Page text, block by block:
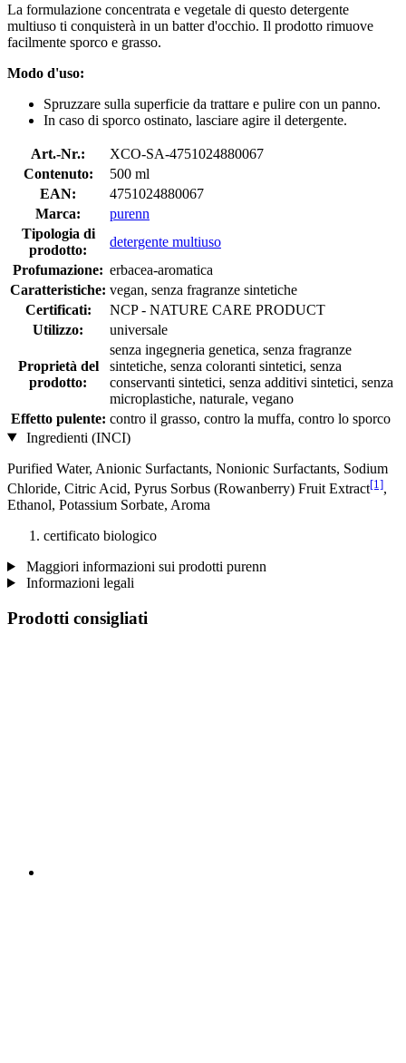
La formulazione concentrata e vegetale di questo detergente
multiuso ti conquisterà in un batter d'occhio. Il prodotto rimuove
facilmente sporco e grasso.
Modo d'uso:
Spruzzare sulla superficie da trattare e pulire con un panno.
In caso di sporco ostinato, lasciare agire il detergente.
Art.-Nr.:
XCO-SA-4751024880067
Contenuto:
500 ml
EAN:
4751024880067
Marca:
purenn
Tipologia di
prodotto:
detergente multiuso
Profumazione: erbacea-aromatica
Caratteristiche: vegan, senza fragranze sintetiche
Certificati:
NCP - NATURE CARE PRODUCT
Utilizzo:
universale
Proprietà del
prodotto:
senza ingegneria genetica, senza fragranze
sintetiche, senza coloranti sintetici, senza
conservanti sintetici, senza additivi sintetici, senza
microplastiche, naturale, vegano
Effetto pulente: contro il grasso, contro la muffa, contro lo sporco
Ingredienti (INCI)
Purified Water, Anionic Surfactants, Nonionic Surfactants, Sodium
Chloride, Citric Acid, Pyrus Sorbus (Rowanberry) Fruit Extract[1],
Ethanol, Potassium Sorbate, Aroma
certificato biologico
Maggiori informazioni sui prodotti purenn
Informazioni legali
Prodotti consigliati